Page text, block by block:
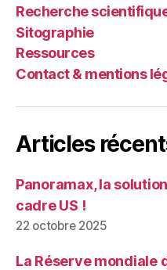
Recherche
Sitographie
Ressources
Contact & mentions
Articles
Panoramax, la
cadre US !
22 octobre 2025
La Réserve mondiale